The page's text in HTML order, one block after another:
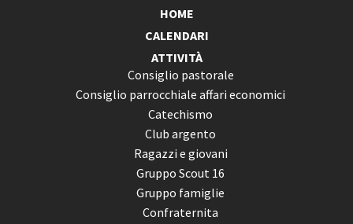
HOME
CALENDARI
ATTIVITÀ
Consiglio pastorale
Consiglio parrocchiale affari economici
Catechismo
Club argento
Ragazzi e giovani
Gruppo Scout 16
Gruppo famiglie
Confraternita